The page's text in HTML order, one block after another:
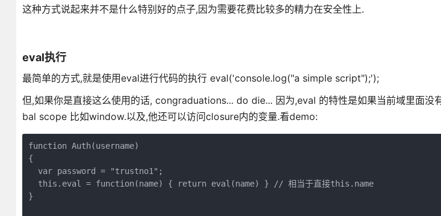
这种方式说起来并不是什么特别好的点子,因为需要花费比较多的精力在安全性上.
eval执行
最简单的方式,就是使用eval进行代码的执行 eval('console.log("a simple script");');
但,如果你是直接这么使用的话, congraduations... do die... 因为,eval 的特性是如果当前域里面没
bal scope 比如window.以及,他还可以访问closure内的变量.看demo:
function Auth(username)
{
  var password = "trustno1";
  this.eval = function(name) { return eval(name) } // 相当于直接this.name
}